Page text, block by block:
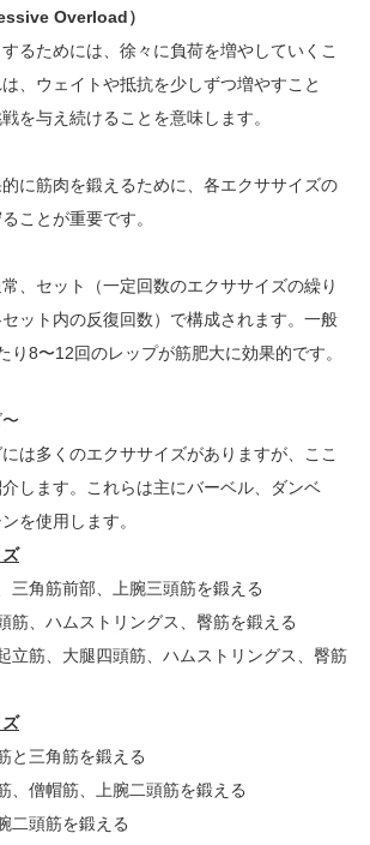
Overload）
るためには、徐々に負荷を増やしていくこ
、ウェイトや抵抗を少しずつ増やすこと
を与え続けることを意味します。
に筋肉を鍛えるために、各エクササイズの
ことが重要です。
、セット（一定回数のエクササイズの繰り
ット内の反復回数）で構成されます。一般
り8〜12回のレップが筋肥大に効果的です。
は多くのエクササイズがありますが、ここ
します。これらは主にバーベル、ダンベ
を使用します。
三角筋前部、上腕三頭筋を鍛える
筋、ハムストリングス、臀筋を鍛える
立筋、大腿四頭筋、ハムストリングス、臀筋
と三角筋を鍛える
、僧帽筋、上腕二頭筋を鍛える
二頭筋を鍛える